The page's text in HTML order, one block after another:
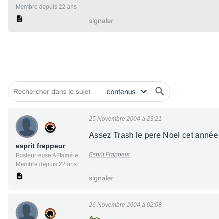
Membre depuis 22 ans
signaler
esprit frappeur
Posteur·euse AFfamé·e
Membre depuis 22 ans
25 Novembre 2004 à 23:21
Assez Trash le pere Noel cet
Esprit Frappeur
signaler
26 Novembre 2004 à 02:08